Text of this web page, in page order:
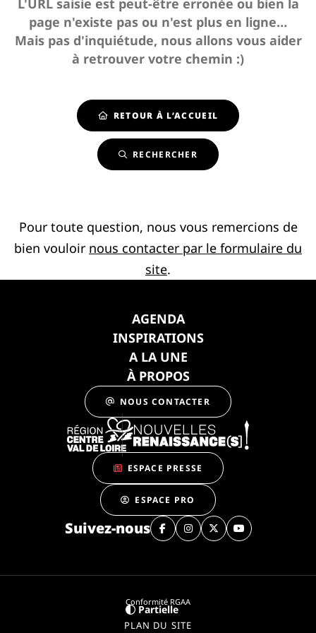
L'URL saisie est peut-être erronée ou bien la
page n'existe pas ou n'est plus en ligne…
Mais pas d'inquiétude, nous allons vous aider
à retrouver votre chemin :)
RETOUR À L’ACCUEIL
RECHERCHER
Pour toute question, nous vous remercions de
bien vouloir nous contacter par le formulaire du
site.
AGENDA
INSPIRATIONS
A LA UNE
À PROPOS
NOUS CONTACTER
ESPACE PRESSE
ESPACE PRO
Suivez-nous
Conformité RGAA
Partielle
PLAN DU SITE